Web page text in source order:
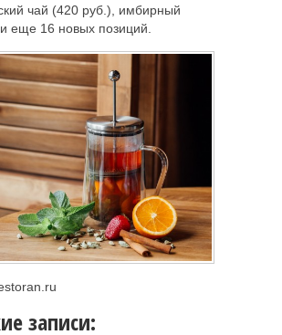
чай (420 руб.), имбирный
еще 16 новых позиций.
записи: